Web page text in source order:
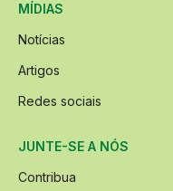
MÍDIAS
Notícias
Artigos
Redes sociais
JUNTE-SE A NÓS
Contribua